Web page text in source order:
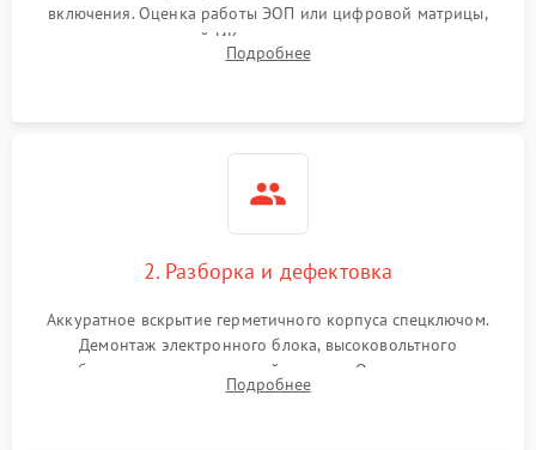
включения. Оценка работы ЭОП или цифровой матрицы,
проверка встроенной ИК-подсветки и механизма выверки
прицельной сетки. Выявление видимых дефектов оптики и
Подробнее
2. Разборка и дефектовка
Аккуратное вскрытие герметичного корпуса спецключом.
Демонтаж электронного блока, высоковольтного
преобразователя и оптической системы. Осмотр контактов
на окисление и проверка целостности уплотнительных
Подробнее